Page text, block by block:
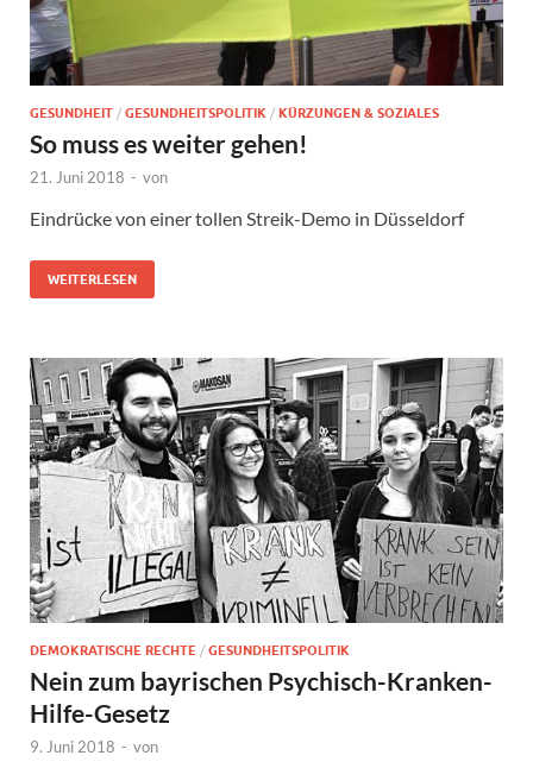
GESUNDHEIT / GESUNDHEITSPOLITIK / KÜRZUNGEN & SOZIALES
So muss es weiter gehen!
21. Juni 2018 - von
Eindrücke von einer tollen Streik-Demo in Düsseldorf
WEITERLESEN
DEMOKRATISCHE RECHTE / GESUNDHEITSPOLITIK
Nein zum bayrischen Psychisch-Kranken-
Hilfe-Gesetz
9. Juni 2018 - von